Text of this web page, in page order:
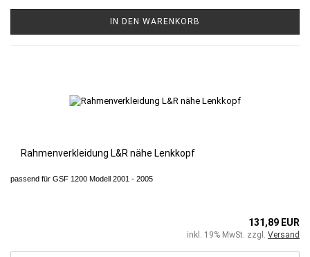
IN DEN WARENKORB
Rahmenverkleidung L&R nähe Lenkkopf
passend für GSF 1200 Modell 2001 - 2005
131,89 EUR
inkl. 19% MwSt. zzgl. Versand